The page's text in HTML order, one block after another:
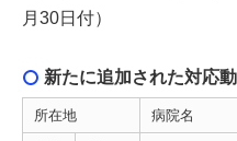
月30日付）
新たに追加された対応
所在地 病院名